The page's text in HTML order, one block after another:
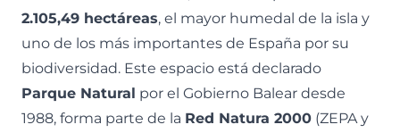
2.105,49 hectáreas, el mayor humedal de la isla y
uno de los más importantes de España por su
biodiversidad. Este espacio está declarado
Parque Natural por el Gobierno Balear desde
1988, forma parte de la Red Natura 2000 (ZEPA y